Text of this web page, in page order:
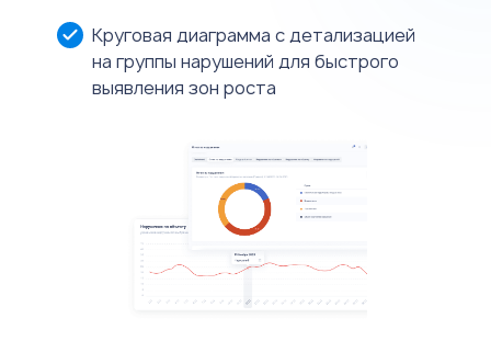
Круговая диаграмма с детализацией
на группы нарушений для быстрого
выявления зон роста